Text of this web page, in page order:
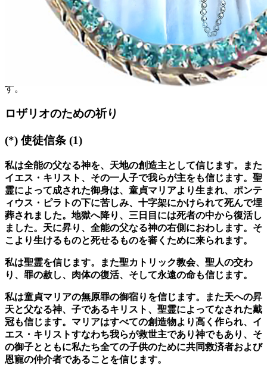
ロザリオの玉
ロザリオの玉がない場合でも、指で数えることができます。
玉を数えると心が自由になり、瞑想に集中しやすくなりま
す。
ロザリオのための祈り
(*) 使徒信条 (1)
私は全能の父なる神を、天地の創造主として信じます。また
イエス・キリスト、その一人子で我らが主をも信じます。聖
霊によって成された御身は、童貞マリアより生まれ、ポンテ
ィウス・ピラトの下に苦しみ、十字架にかけられて死んで埋
葬されました。地獄へ降り、三日目には死者の中から復活し
ました。天に昇り、全能の父なる神の右側におわします。そ
こより生けるものと死せるものを審くために来られます。
私は聖霊を信じます。また聖カトリック教会、聖人の交わ
り、罪の赦し、肉体の復活、そして永遠の命も信じます。
私は童貞マリアの無原罪の御宿りを信じます。また天への昇
天と父なる神、子であるキリスト、聖霊によってなされた戴
冠も信じます。マリアはすべての創造物より高く作られ、イ
エス・キリストすなわち我らが救世主であり神でもあり、そ
の御子とともに私たち全ての子供のために共同救済者および
恩寵の仲介者であることを信じます。